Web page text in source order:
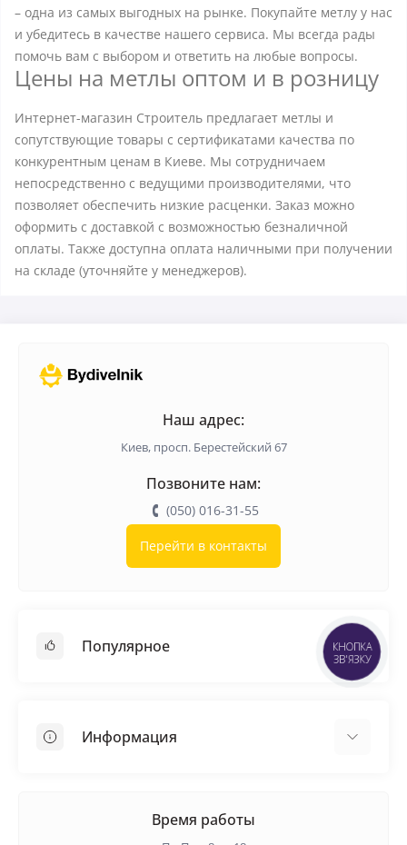
– одна из самых выгодных на рынке. Покупайте метлу у нас
и убедитесь в качестве нашего сервиса. Мы всегда рады
помочь вам с выбором и ответить на любые вопросы.
Цены на метлы оптом и в розницу
Интернет-магазин Строитель предлагает метлы и
сопутствующие товары с сертификатами качества по
конкурентным ценам в Киеве. Мы сотрудничаем
непосредственно с ведущими производителями, что
позволяет обеспечить низкие расценки. Заказ можно
оформить с доставкой с возможностью безналичной
оплаты. Также доступна оплата наличными при получении
на складе (уточняйте у менеджеров).
Наш адрес:
Киев, просп. Берестейский 67
Позвоните нам:
(050) 016-31-55
Перейти в контакты
Популярное
Самовыравнивающая смесь
Информация
Время работы
КНОПКА
ЗВ'ЯЗКУ